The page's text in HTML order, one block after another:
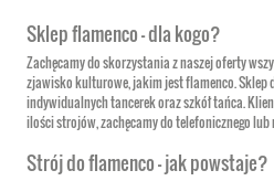
Sklep flamenco – dla kogo?
Zachęcamy do skorzystania z naszej oferty
zjawisko kulturowe, jakim jest flamenco. Sklep
indywidualnych tancerek oraz szkół tańca.
ilości strojów, zachęcamy do telefonicznego
Strój do flamenco – jak powstaje?